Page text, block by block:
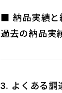
■ 納品実績と
過去の納品実
よくある調